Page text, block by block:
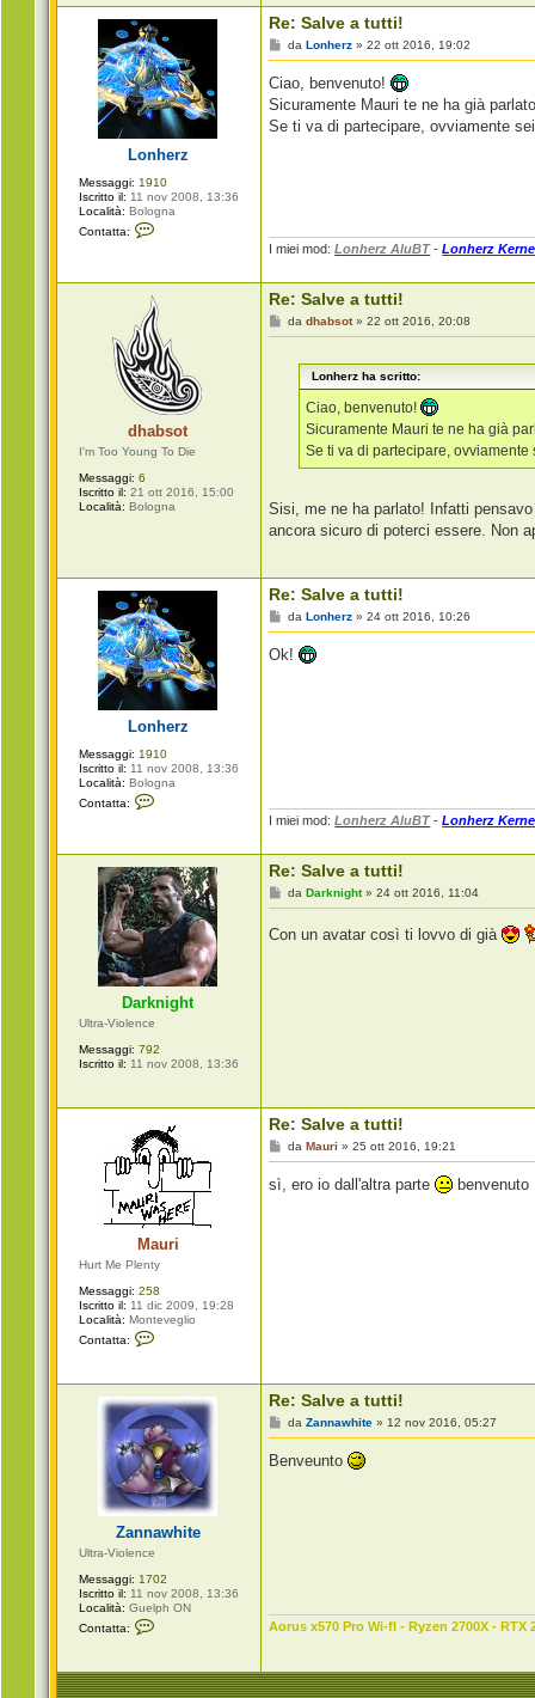
t
t
a
p
i
g
r
o
Lonherz
Messaggi: 1910
Iscritto il: 11 nov 2008, 13:36
Località: Bologna
Contatta:
a
t
a
L
o
n
h
e
r
z
Re: Salve a tutti!
M
e
s
a
g
daLonherz »22 ott 2016, 19:02
Ciao, benvenuto!
Sicuramente Mauri te ne ha già
Se ti va di partecipare, ovviamente
I miei mod:Lonherz AluBT-Lonherz
dhabsot
I'm Too Young To Die
Messaggi: 6
Iscritto il: 21 ott 2016, 15:00
Località: Bologna
Re: Salve a tutti!
M
e
dadhabsot»22 ott 2016, 20:08
Lonherz ha scritto:
Ciao, benvenuto!
Sicuramente Mauri te ne ha già
Se ti va di partecipare,
Sisi, me ne ha parlato! Infatti
ancora sicuro di poterci essere. Non
Lonherz
Messaggi: 1910
Iscritto il: 11 nov 2008, 13:36
Località: Bologna
Contatta:
a
t
t
a
L
o
n
r
Re: Salve a tutti!
M
e
s
daLonherz »24 ott 2016, 10:26
Ok!
I miei mod:Lonherz AluBT-Lonherz
Darknight
Ultra-Violence
Messaggi: 792
Iscritto il: 11 nov 2008, 13:36
Re: Salve a tutti!
M
e
s
daDarknight»24 ott 2016, 11:04
Con un avatar così ti lovvo di già
Mauri
Hurt Me Plenty
Messaggi: 258
Iscritto il: 11 dic 2009, 19:28
Località: Monteveglio
Contatta:
t
t
a
M
a
u
r
i
Re: Salve a tutti!
M
e
s
daMauri »25 ott 2016, 19:21
sì, ero io dall'altra parte benvenuto
Zannawhite
Ultra-Violence
Messaggi: 1702
Iscritto il: 11 nov 2008, 13:36
Località: Guelph ON
Contatta:
a
t
Re: Salve a tutti!
M
e
s
daZannawhite » 12 nov 2016, 05:27
Benveunto
Aorus x570 Pro Wi-fI - Ryzen 2700X - RTX